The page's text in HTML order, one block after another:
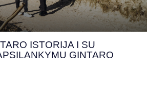
ISTORIJA I SU
GINTARO